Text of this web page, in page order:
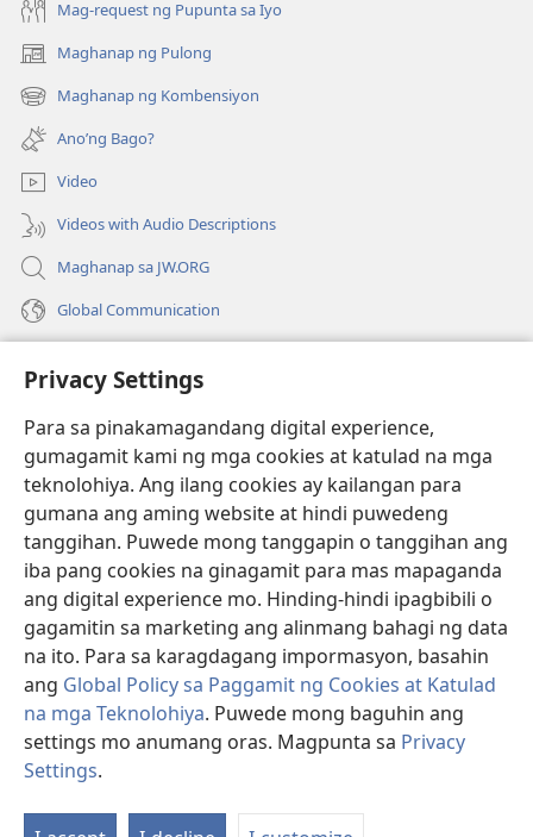
Privacy Settings
Para sa pinakamagandang digital experience,
gumagamit kami ng mga cookies at katulad na mga
teknolohiya. Ang ilang cookies ay kailangan para
gumana ang aming website at hindi puwedeng
tanggihan. Puwede mong tanggapin o tanggihan ang
iba pang cookies na ginagamit para mas mapaganda
ang digital experience mo. Hinding-hindi ipagbibili o
gagamitin sa marketing ang alinmang bahagi ng data
na ito. Para sa karagdagang impormasyon, basahin
ang Global Policy sa Paggamit ng Cookies at Katulad
na mga Teknolohiya. Puwede mong baguhin ang
settings mo anumang oras. Magpunta sa Privacy
Settings.
Mag-request ng Pupunta sa Iyo
Maghanap ng Pulong
(may
bubukas
na
bagong
window)
Maghanap ng Kombensiyon
(may
bubukas
na
bagong
window)
Ano’ng Bago?
Video
Videos with Audio Descriptions
Maghanap sa JW.ORG
Global Communication
(may
na
bagong
window)
Watchtower ONLINE LIBRARY™
(may
bubukas
na
bagong
window)
JW Hub ®
(may
bubukas
bagong
window)
JW Library ®
Watchtower Library®
Copyright© 2026 Watch Tower Bible and Tract Society of Pennsylvania.
KASUNDUAN SA PAGGAMIT